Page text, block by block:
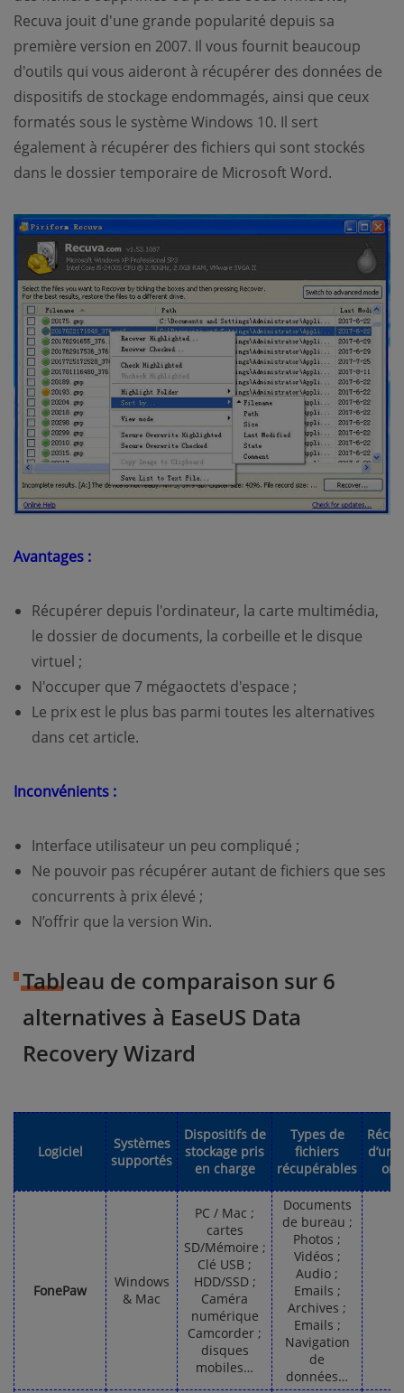
Recuva jouit d'une grande popularité depuis sa
première version en 2007. Il vous fournit beaucoup
d'outils qui vous aideront à récupérer des données de
dispositifs de stockage endommagés, ainsi que ceux
formatés sous le système Windows 10. Il sert
également à récupérer des fichiers qui sont stockés
dans le dossier temporaire de Microsoft Word.
Avantages :
Récupérer depuis l'ordinateur, la carte multimédia,
le dossier de documents, la corbeille et le disque
virtuel ;
N'occuper que 7 mégaoctets d'espace ;
Le prix est le plus bas parmi toutes les alternatives
dans cet article.
Inconvénients :
Interface utilisateur un peu compliqué ;
Ne pouvoir pas récupérer autant de fichiers que ses
concurrents à prix élevé ;
N’offrir que la version Win.
Tableau de comparaison sur 6
alternatives à EaseUS Data
Recovery Wizard
Logiciel
Systèmes
supportés
Dispositifs de
stockage pris
en charge
Types de
fichiers
récupérables
FonePaw
Windows
& Mac
PC / Mac ;
cartes
SD/Mémoire ;
Clé USB ;
HDD/SSD ;
Caméra
numérique
Camcorder ;
disques
mobiles…
Documents
de bureau ;
Photos ;
Vidéos ;
Audio ;
Emails ;
Archives ;
Emails ;
Navigation
de
données…